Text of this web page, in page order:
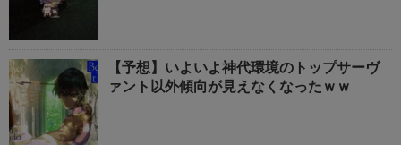
【予想】いよいよ神代環境のトップサーヴ
ァント以外傾向が見えなくなったｗｗ